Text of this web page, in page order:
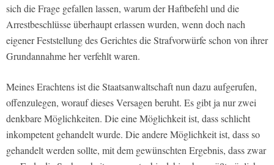
sich die Frage gefallen lassen, warum der Haftbefehl und die
Arrestbeschlüsse überhaupt erlassen wurden, wenn doch nach
eigener Feststellung des Gerichtes die Strafvorwürfe schon von ihrer
Grundannahme her verfehlt waren.
Meines Erachtens ist die Staatsanwaltschaft nun dazu aufgerufen,
offenzulegen, worauf dieses Versagen beruht. Es gibt ja nur zwei
denkbare Möglichkeiten. Die eine Möglichkeit ist, dass schlicht
inkompetent gehandelt wurde. Die andere Möglichkeit ist, dass so
gehandelt werden sollte, mit dem gewünschten Ergebnis, dass zwar